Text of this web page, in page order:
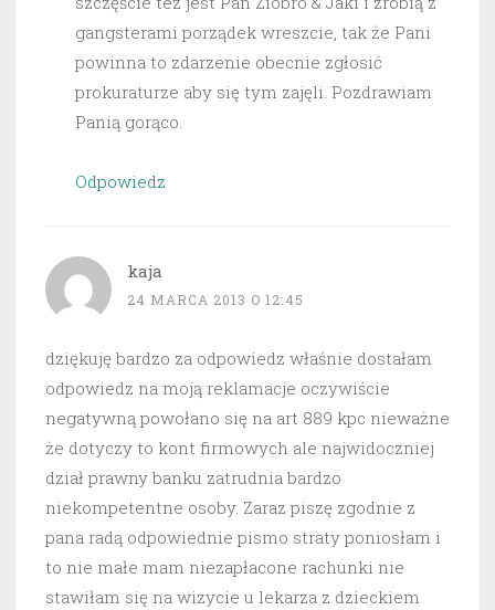
gangsterami porządek wreszcie, tak że Pani
powinna to zdarzenie obecnie zgłosić
prokuraturze aby się tym zajęli. Pozdrawiam
Panią gorąco.
Odpowiedz
kaja
24 MARCA 2013 O 12:45
dziękuję bardzo za odpowiedz właśnie dostałam
odpowiedz na moją reklamacje oczywiście
negatywną powołano się na art 889 kpc nieważne
że dotyczy to kont firmowych ale najwidoczniej
dział prawny banku zatrudnia bardzo
niekompetentne osoby. Zaraz piszę zgodnie z
pana radą odpowiednie pismo straty poniosłam i
to nie małe mam niezapłacone rachunki nie
stawiłam się na wizycie u lekarza z dzieckiem